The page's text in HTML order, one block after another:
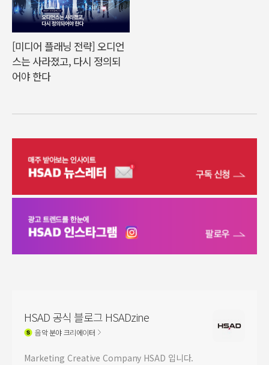
[미디어 플래닝 전략] 오디언
스는 사라졌고, 다시 정의되
어야 한다
HSAD 공식 블로그 HSADzine
음악분야 크리에이터
Marketing Creative Company HSAD 입니다.